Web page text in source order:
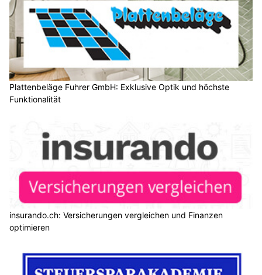
Plattenbeläge Fuhrer GmbH: Exklusive Optik und höchste
Funktionalität
insurando.ch: Versicherungen vergleichen und Finanzen
optimieren